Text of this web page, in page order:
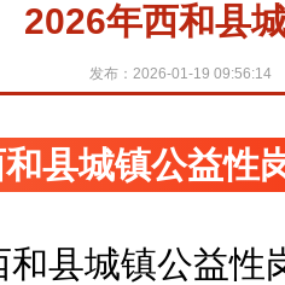
2026年西和县
发布：2026-01-19 09:56:14
和县城镇公益性
县城镇公益性